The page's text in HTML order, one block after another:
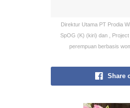
Direktur Utama PT Prodia
SpOG (K)​ (kiri) dan ,
perempuan berbasis
Share